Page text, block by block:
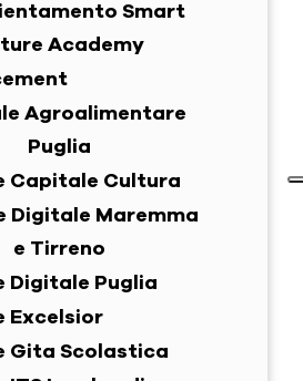
Smart
Academy
Agroalimentare
Puglia
Capitale Cultura
Digitale Maremma
e Tirreno
Digitale Puglia
Excelsior
Gita Scolastica